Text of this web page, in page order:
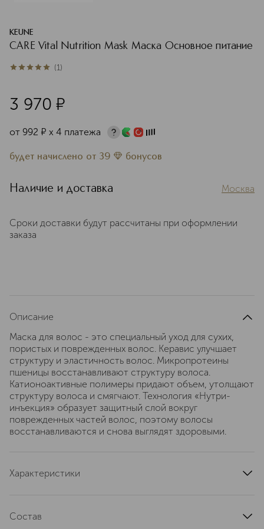
KEUNE
CARE Vital Nutrition Mask Маска Основное питание
5из 51 (1)
3 970 ¤
от 992 ¤ х 4 платежа
будет начислено от 39 бонусов
Наличие и доставка Москва
Сроки доставки будут рассчитаны при оформлении
заказа
Описание
Маска для волос - это специальный уход для сухих,
пористых и поврежденных волос. Керавис улучшает
структуру и эластичность волос. Микропротеины
пшеницы восстанавливают структуру волоса.
Катионоактивные полимеры придают объем, утолщают
структуру волоса и смягчают. Технология «Нутри-
инъекция» образует защитный слой вокруг
поврежденных частей волос, поэтому волосы
восстанавливаются и снова выглядят здоровыми.
Характеристики
Состав